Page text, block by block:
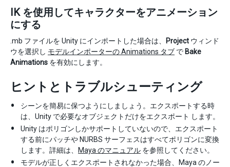
IK を使用してキャラクターをアニメーション
にする
.mb ファイルを Unity にインポートした場合は、 Project ウィンド
ウを選択し モデルインポーターの Animations タブ で Bake
Animations を有効にします。
ヒントとトラブルシューティング
シーンを簡易に保つようにしましょう。エクスポートする時
は、Unity で必要なオブジェクトだけをエクスポート します。
Unity はポリゴンしかサポートしていないので、エクスポート
する前にパッチや NURBS サーフェスはすべてポリゴンに変換
します。詳細は、
Maya のマニュアル を参照してください。
モデルが正しくエクスポートされなかった場合、Maya のノー